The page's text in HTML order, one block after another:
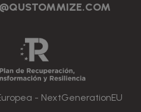
- NextGenerationEU